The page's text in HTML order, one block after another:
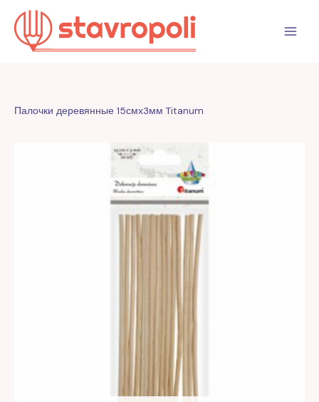
Перейти
содержимому
Палочки деревянные 15смх3мм Titanum